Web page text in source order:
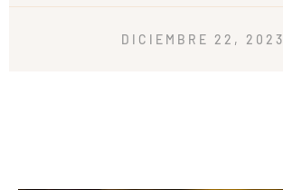
DICIEMBRE 22, 2023